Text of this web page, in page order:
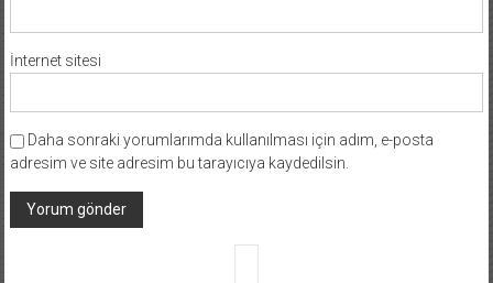
İnternet sitesi
Daha sonraki yorumlarımda kullanılması için adım, e-posta
adresim ve site adresim bu tarayıcıya kaydedilsin.